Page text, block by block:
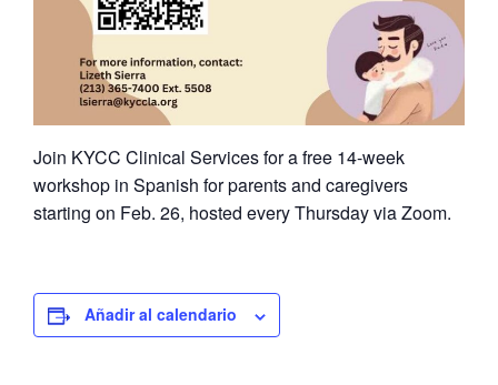
Join KYCC Clinical Services for a free 14-week
workshop in Spanish for parents and caregivers
starting on Feb. 26, hosted every Thursday via Zoom.
Añadir al calendario